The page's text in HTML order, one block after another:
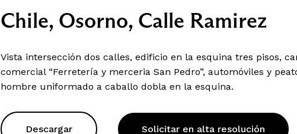
Chile, Osorno, Calle Ramirez
Vista intersección dos calles, edificio en la esquina tres pisos,
comercial “Ferretería y merceria San Pedro”, automóviles y
hombre uniformado a caballo dobla en la esquina.
Descargar Solicitar en alta resolución